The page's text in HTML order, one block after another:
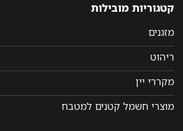
קטגוריות מובילות
מזגנים
ריהוט
מקררי יין
מוצרי חשמל קטנים למטבח